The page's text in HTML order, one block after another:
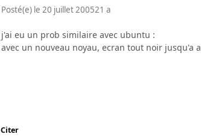
Posté(e) le 20 juillet 200521 a
j'ai eu un prob similaire avec ubuntu :
avec un nouveau noyau, ecran tout noir jusqu'a
Citer